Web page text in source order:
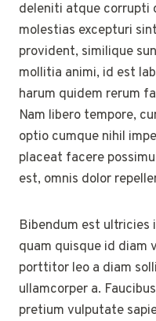
deleniti atque corrupti
molestias excepturi
provident, similique
mollitia animi, id est
harum quidem rerum
Nam libero tempore,
optio cumque nihil
placeat facere
est, omnis dolor
Bibendum est ultricies
quam quisque id diam
porttitor leo a diam
ullamcorper a.
pretium vulputate